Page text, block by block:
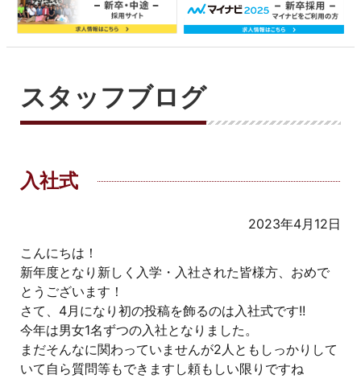
スタッフブログ
入社式
2023年4月12日
こんにちは！
新年度となり新しく入学・入社された皆様方、おめで
とうございます！
さて、4月になり初の投稿を飾るのは入社式です!!
今年は男女1名ずつの入社となりました。
まだそんなに関わっていませんが2人ともしっかりして
いて自ら質問等もできますし頼もしい限りですね